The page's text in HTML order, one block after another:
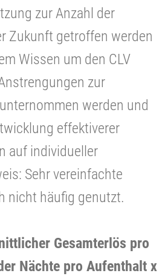
zur Anzahl der
Zukunft getroffen werden
Wissen um den CLV
zur
werden und
effektiverer
auf individueller
Sehr vereinfachte
nicht häufig genutzt.
Gesamterlös pro
Nächte pro Aufenthalt x